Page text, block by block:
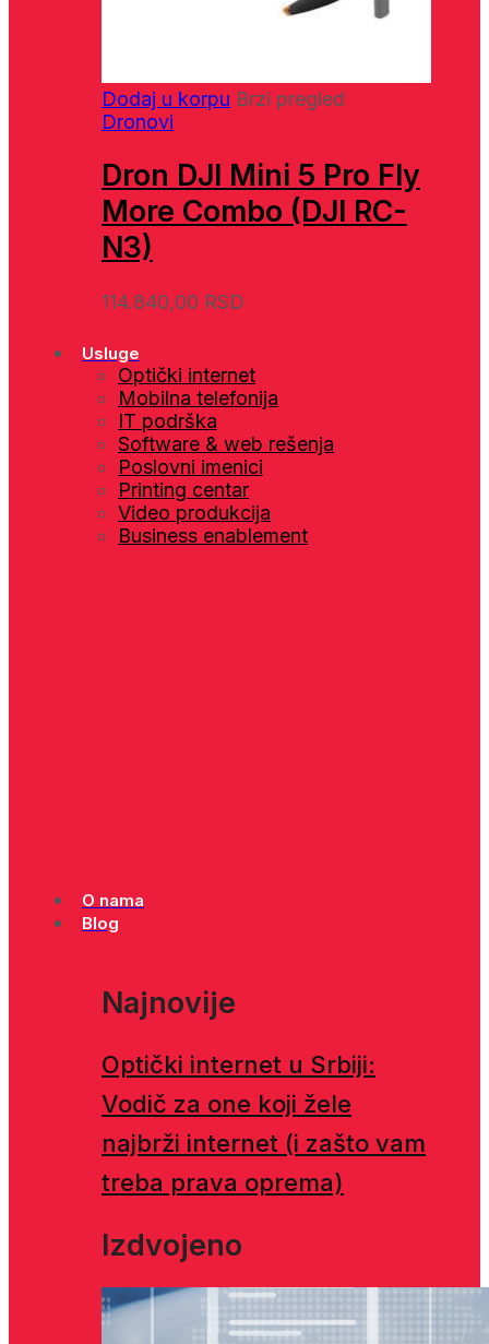
Dodaj u korpu Brzi pregled
Dronovi
Dron DJI Mini 5 Pro Fly
More Combo (DJI RC-
N3)
114.840,00 RSD
Usluge
Optički internet
Mobilna telefonija
IT podrška
Software & web rešenja
Poslovni imenici
Printing centar
Video produkcija
Business enablement
O nama
Blog
Najnovije
Optički internet u Srbiji:
Vodič za one koji žele
najbrži internet (i zašto vam
treba prava oprema)
Izdvojeno